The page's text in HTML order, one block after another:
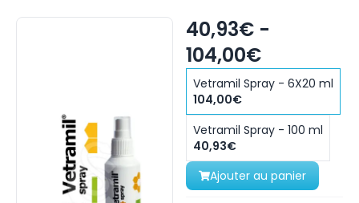
40,93€ -
104,00€
Vetramil Spray - 6X20 ml
104,00€
Vetramil Spray - 100 ml
40,93€
Ajouter au panier